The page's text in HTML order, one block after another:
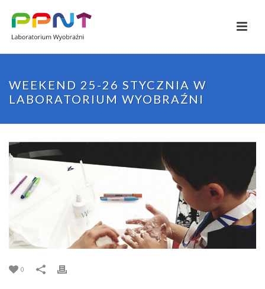
WEEKEND 25-26 STYCZNIA W
LABORATORIUM WYOBRAŹNI
0